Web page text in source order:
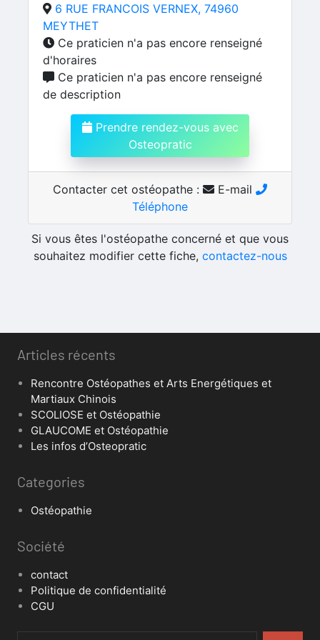
6 RUE FRANCOIS VERNEX, 74960
MEYTHET
Ce praticien n'a pas encore renseigné
d'horaires
Ce praticien n'a pas encore renseigné
de description
Prendre rendez-vous avec
Osteopratic
Contacter cet ostéopathe :
E-mail
Téléphone
Si vous êtes l'ostéopathe concerné et que vous
souhaitez modifier cette fiche, contactez-nous
Articles récents
Rencontre Ostéopathes et Arts Energétiques et
Martiaux Chinois
SCOLIOSE et Ostéopathie
GLAUCOME et Ostéopathie
Les infos d’Osteopratic
Categories
Ostéopathie
Société
contact
Politique de confidentialité
CGU